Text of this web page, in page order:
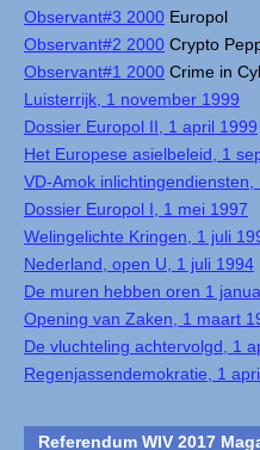
Observant#3 2000 Europol
Observant#2 2000 Crypto
Observant#1 2000 Crime in
Luisterrijk, 1 november 1999
Dossier Europol II, 1 april 1999
Het Europese asielbeleid, 1
VD-Amok
Dossier Europol I, 1 mei 1997
Welingelichte Kringen, 1 juli
Nederland, open U, 1 juli 1994
De muren hebben oren 1
Opening van Zaken, 1 maart
De vluchteling achtervolgd, 1
Regenjassendemokratie, 1
Referendum WIV 2017